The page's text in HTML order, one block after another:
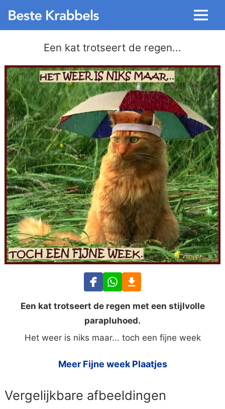
Menu
Een kat trotseert de regen...
Een kat trotseert de regen met een stijlvolle
parapluhoed.
Het weer is niks maar... toch een fijne week
Meer Fijne week Plaatjes
Vergelijkbare afbeeldingen